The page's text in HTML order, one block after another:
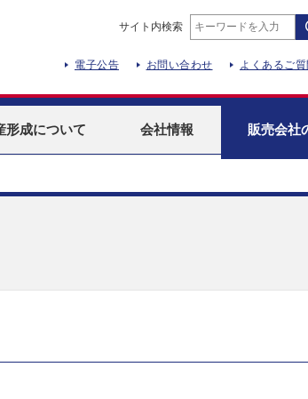
サイト内検索
電子公告 お問い合わせ よくあるご質
形成について 会社情報 販売会社